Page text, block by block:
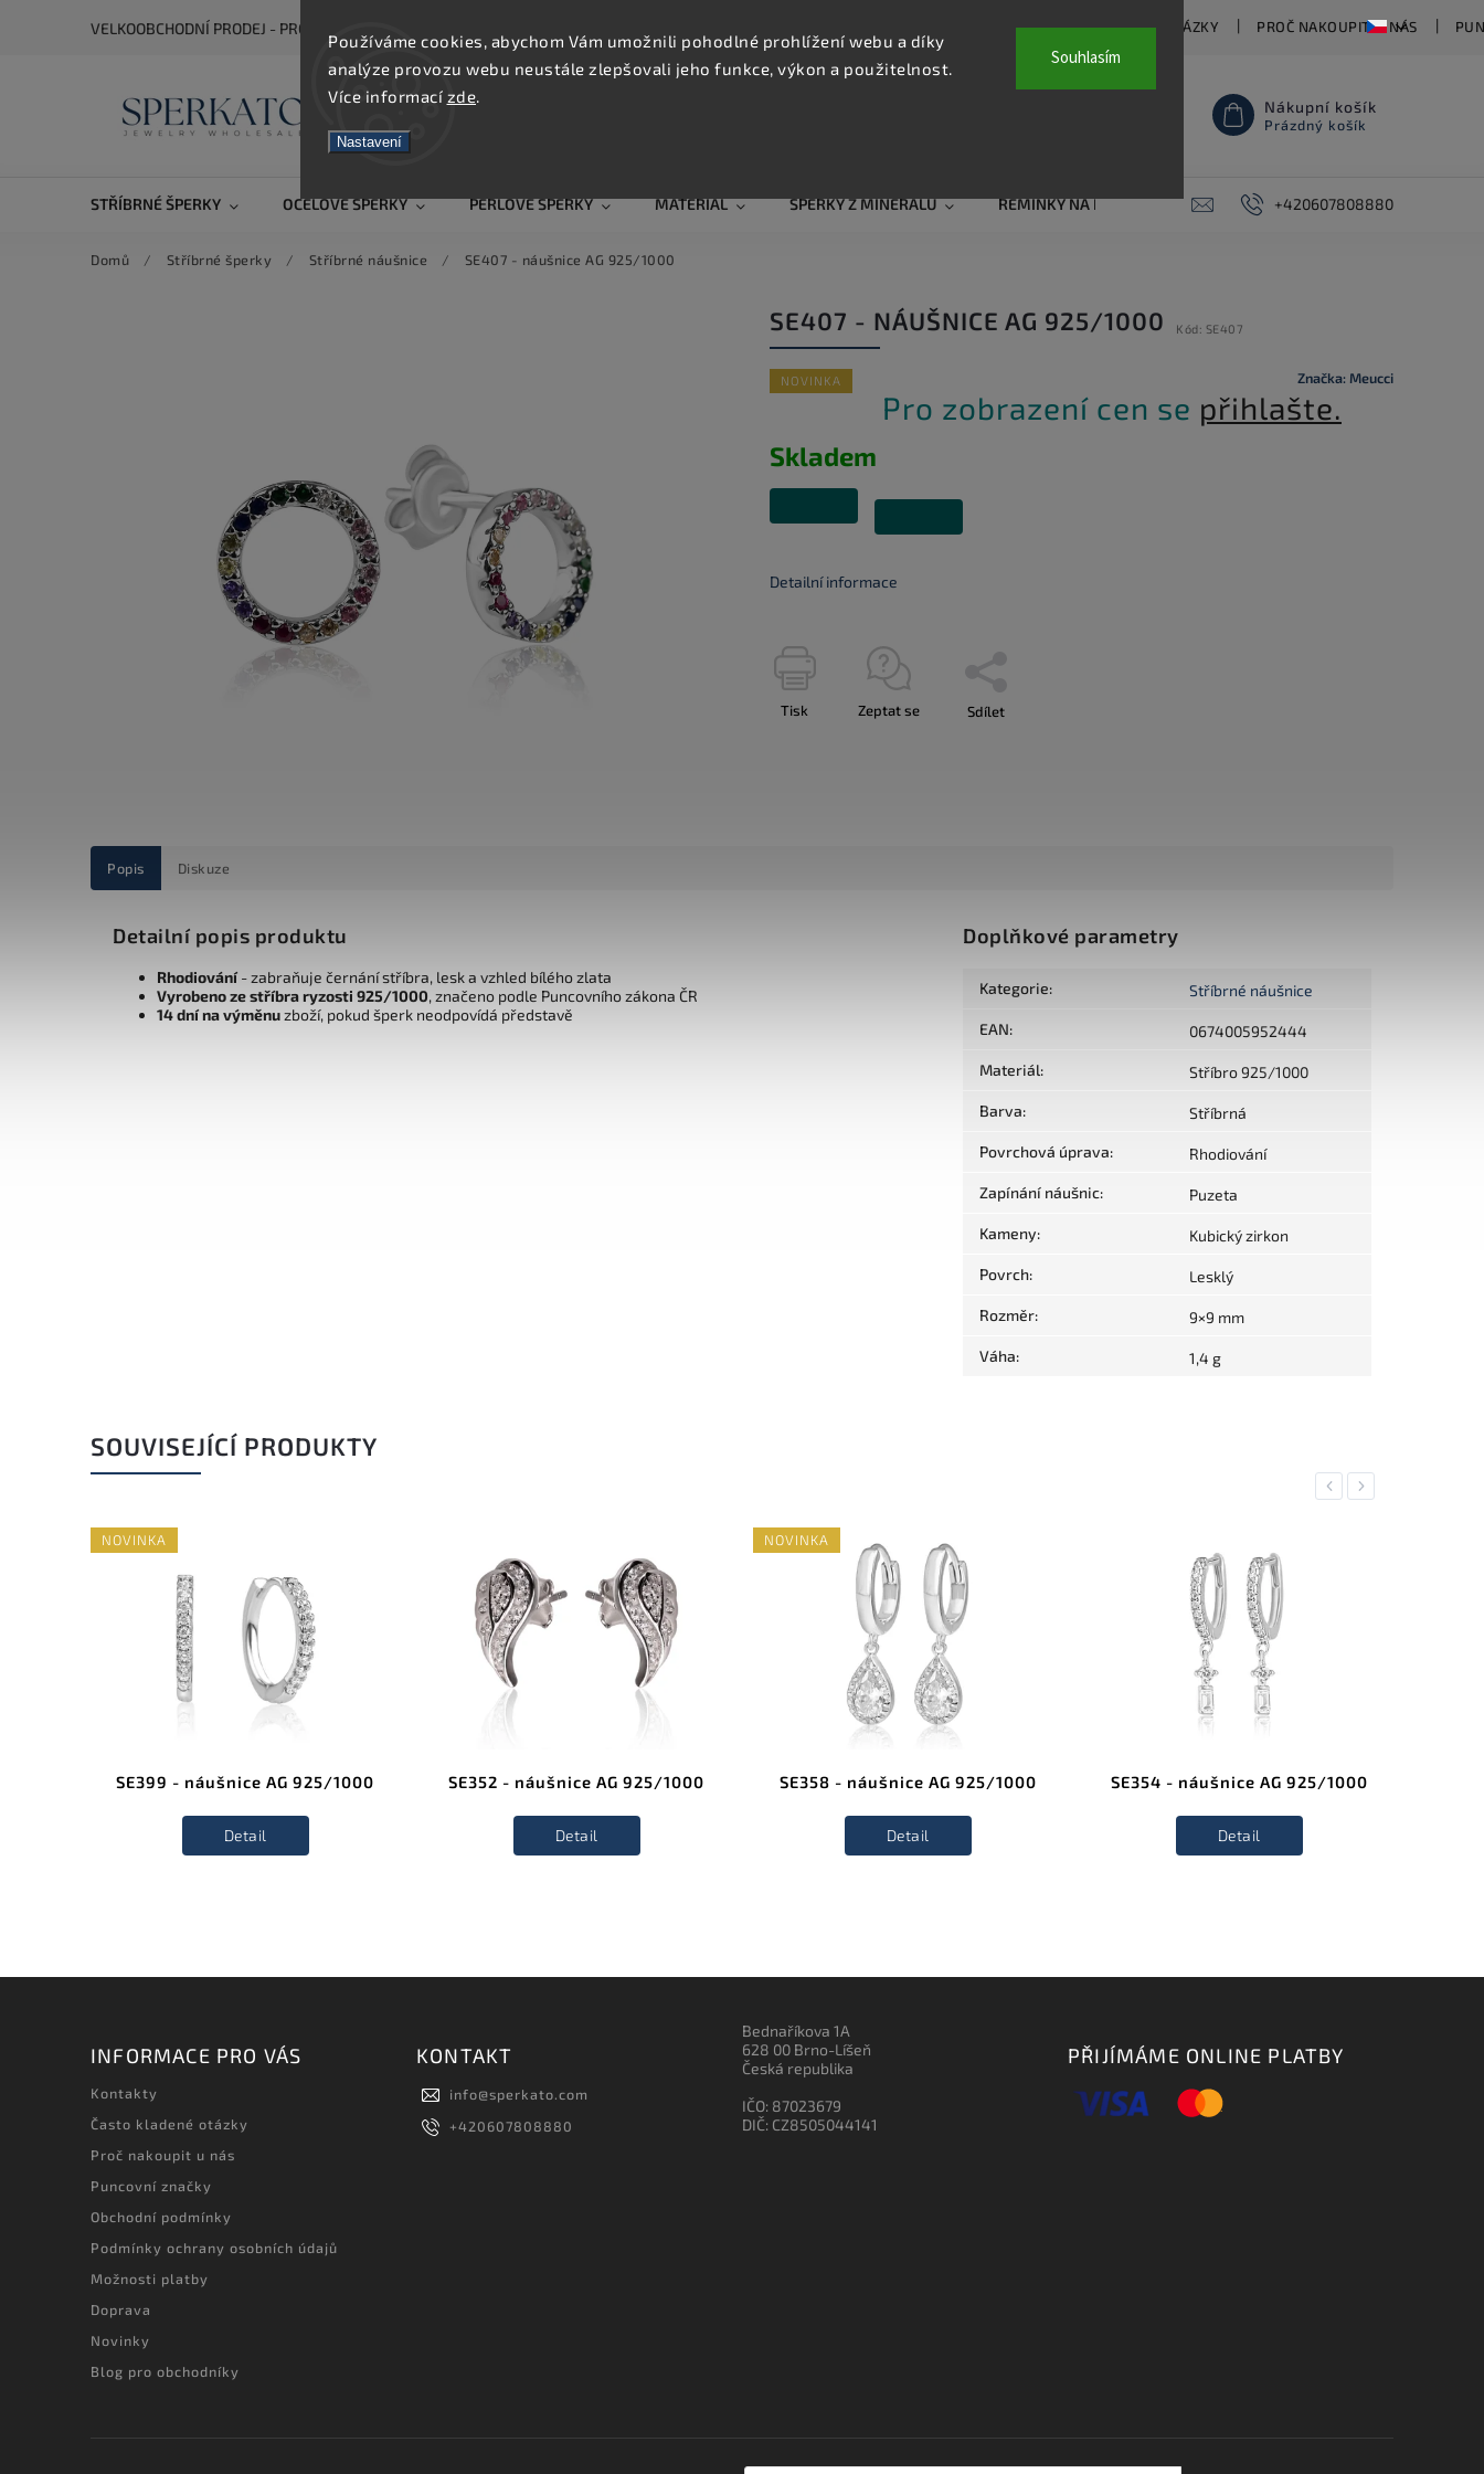
Používáme cookies, abychom Vám umožnili pohodlné prohlížení webu a díky
analýze provozu webu neustále zlepšovali jeho funkce, výkon a použitelnost.
Více informací zde.
Nastavení
Souhlasím
VELKOOBCHODNÍ PRODEJ - PRO ZOBRAZENÍ CEN SE REGISTRUJTE ČASTO KLADENÉ OTÁZKY PROČ NAKOUPIT U NÁS
Nákupní košík
Prázdný košík
STŘÍBRNÉ ŠPERKY OCELOVÉ ŠPERKY PERLOVÉ ŠPERKY MATERIÁL ŠPERKY Z MINERÁLŮ ŘEMÍNKY NA HODINKY AKCE PIERCING
+420607808880
Domů / Stříbrné šperky / Stříbrné náušnice / SE407 - náušnice AG 925/1000
SE407 - NÁUŠNICE AG 925/1000 Kód: SE407
NOVINKA Značka: Meucci
Pro zobrazení cen se přihlašte.
Skladem
Detailní informace
Tisk Zeptat se Sdílet
Popis Diskuze
Detailní popis produktu
Rhodiování- zabraňuje černání stříbra, lesk a vzhled bílého zlata
Vyrobeno ze stříbra ryzosti 925/1000, značeno podle Puncovního zákona ČR
14 dní na výměnuzboží, pokud šperk neodpovídá představě
Doplňkové parametry
Kategorie: Stříbrné náušnice
EAN: 0674005952444
Materiál: Stříbro 925/1000
Barva: Stříbrná
Povrchová úprava: Rhodiování
Zapínání náušnic: Puzeta
Kameny: Kubický zirkon
Povrch: Lesklý
Rozměr: 9×9 mm
Váha: 1,4 g
SOUVISEJÍCÍ PRODUKTY
Previous
NOVINKA
SE399 - náušnice AG 925/1000
Detail
SE352 - náušnice AG 925/1000
Detail
NOVINKA
SE358 - náušnice AG 925/1000
Detail
SE354 - náušnice AG 925/1000
Detail
Next
INFORMACE PRO VÁS
Kontakty
Často kladené otázky
Proč nakoupit u nás
Puncovní značky
Obchodní podmínky
Podmínky ochrany osobních údajů
Možnosti platby
Doprava
Novinky
Blog pro obchodníky
KONTAKT
info@sperkato.com
+420607808880
Bednaříkova 1A
628 00 Brno-Líšeň
Česká republika
IČO: 87023679
DIČ: CZ8505044141
PŘIJÍMÁME ONLINE PLATBY